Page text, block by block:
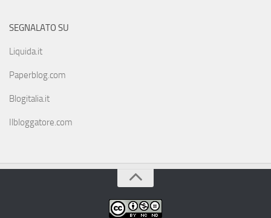
SEGNALATO SU
Liquida.it
Paperblog.com
Blogitalia.it
Ilbloggatore.com